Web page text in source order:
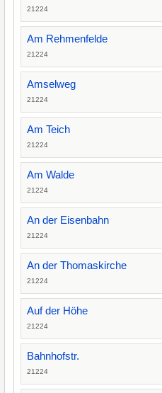
21224
Am Rehmenfelde
21224
Amselweg
21224
Am Teich
21224
Am Walde
21224
An der Eisenbahn
21224
An der Thomaskirche
21224
Auf der Höhe
21224
Bahnhofstr.
21224